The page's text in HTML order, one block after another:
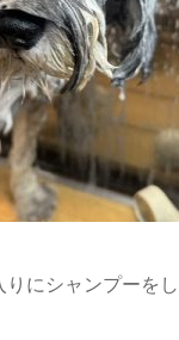
にシャンプーを